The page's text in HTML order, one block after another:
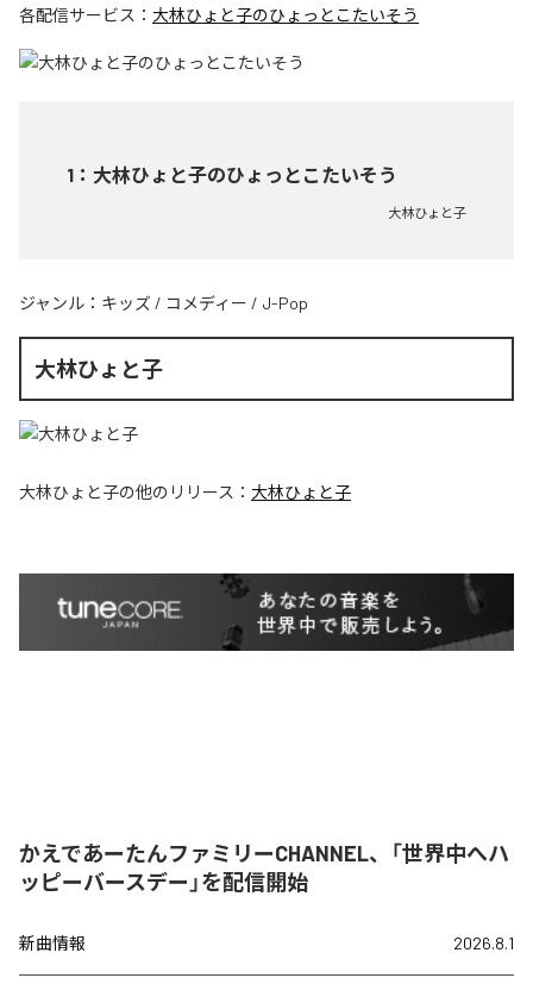
各配信サービス： 大林ひょと子のひょっとこたいそう
1 ： 大林ひょと子のひょっとこたいそう
大林ひょと子
ジャンル： キッズ / コメディー / J-Pop
大林ひょと子
大林ひょと子の他のリリース： 大林ひょと子
かえであーたんファミリーCHANNEL、「世界中へハ
ッピーバースデー」を配信開始
新曲情報 2026.8.1